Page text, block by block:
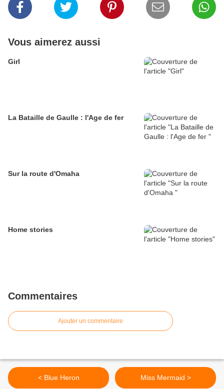
Vous aimerez aussi
Girl
La Bataille de Gaulle : l'Age de fer
Sur la route d'Omaha
Home stories
Commentaires
Ajouter un commentaire
< Blue Heron Miss Mermaid >